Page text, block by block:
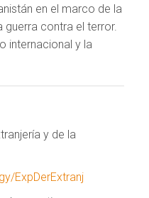
en el marco de la
contra el terror.
internacional y la
y de la
ExpDerExtranj